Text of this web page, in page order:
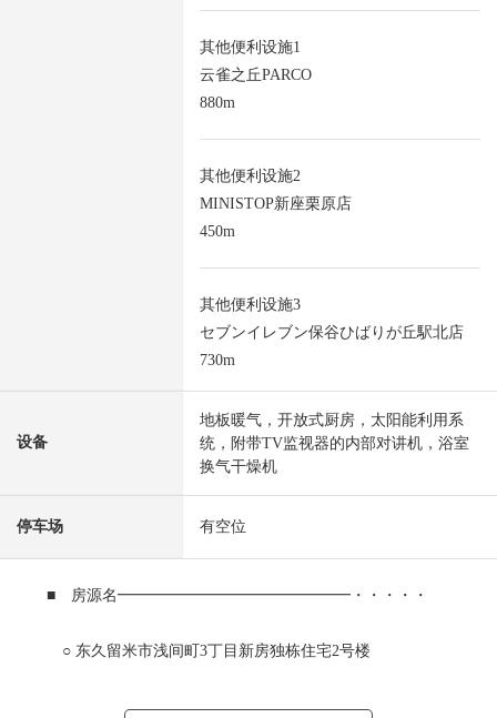
其他便利设施1
云雀之丘PARCO
880m
其他便利设施2
MINISTOP新座栗原店
450m
其他便利设施3
セブンイレブン保谷ひばりが丘駅北店
730m
设备
地板暖气，开放式厨房，太阳能利用系
统，附带TV监视器的内部对讲机，浴室
换气干燥机
停车场 有空位
■ 房源名━━━━━━━━━━━━━━━・・・・・
○ 东久留米市浅间町3丁目新房独栋住宅2号楼
■ 交通交通━━━━━━━━━━━━━━━・・・・・